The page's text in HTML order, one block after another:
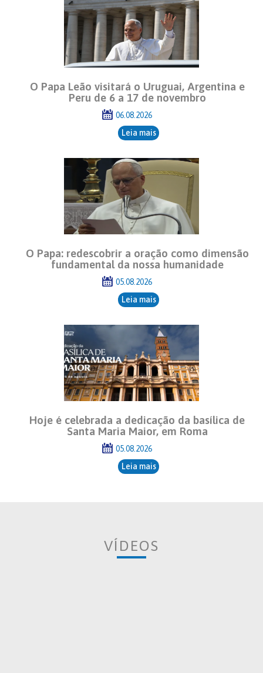
O Papa Leão visitará o Uruguai, Argentina e
Peru de 6 a 17 de novembro
06.08.2026
Leia mais
O Papa: redescobrir a oração como dimensão
fundamental da nossa humanidade
05.08.2026
Leia mais
Hoje é celebrada a dedicação da basílica de
Santa Maria Maior, em Roma
05.08.2026
Leia mais
VÍDEOS